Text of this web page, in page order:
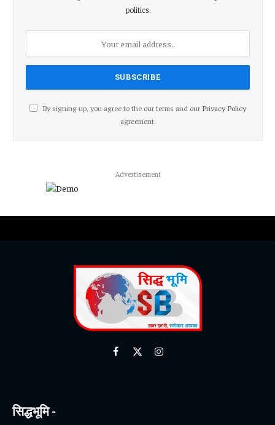
politics.
By signing up, you agree to the our terms and our Privacy Policy
agreement.
Advertisement
Facebook
X
Instagram
सिद्धभूमि -